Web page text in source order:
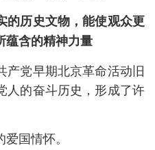
的历史文物，能使观众更
蕴含的精神力量
产党早期北京革命活动旧
人的奋斗历史，形成了许
国情怀。